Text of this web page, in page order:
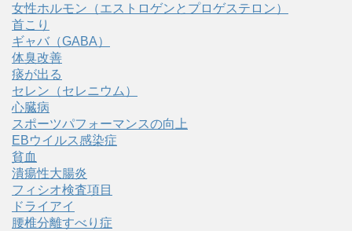
女性ホルモン（エストロゲンとプロゲステロン）
首こり
ギャバ（GABA）
体臭改善
痰が出る
セレン（セレニウム）
心臓病
スポーツパフォーマンスの向上
EBウイルス感染症
貧血
潰瘍性大腸炎
フィシオ検査項目
ドライアイ
腰椎分離すべり症